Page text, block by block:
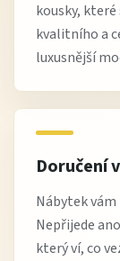
kousky,
kvalitního a
luxusnější
Doručení
Nábytek
Nepřijede
který ví, co